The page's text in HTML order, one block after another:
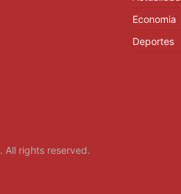
Economia
Deportes
. All rights reserved.